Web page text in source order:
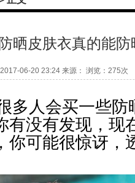
晒皮肤衣真的能防
2017-06-20 23:24 来源： 浏览： 275次
人会买一些防
有没有发现，现
你可能很惊讶，